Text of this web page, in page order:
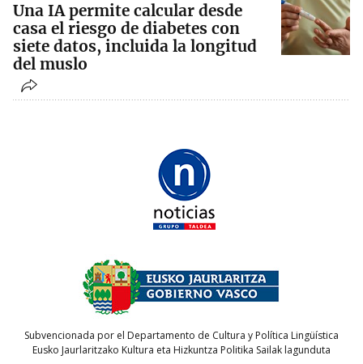
Una IA permite calcular desde
casa el riesgo de diabetes con
siete datos, incluida la longitud
del muslo
Subvencionada por el Departamento de Cultura y Política Lingüística
Eusko Jaurlaritzako Kultura eta Hizkuntza Politika Sailak lagunduta